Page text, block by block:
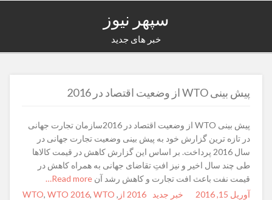
سپهر نیوز
خبر های جدید
پیش بینی WTO از وضعیت اقتصاد در 2016
پیش بینی WTO از وضعیت اقتصاد در 2016سازمان تجارت جهانی
در تازه ترین گزارش خود به پیش بینی وضعیت تجارت جهانی در
سال 2016 پرداخت. بر اساس این گزارش کاهش در قیمت کالاها
طی چند سال اخیر و نیز افتِ تقاضای جهانی به همراه کاهش در
قیمت نفت باعث افت تجارت و کاهش رشد آن
Posted
آوریل 15, 2016 Author
Categories
خبر جدید Tags
2016 از ,
WTO, WTO 2016, WTO